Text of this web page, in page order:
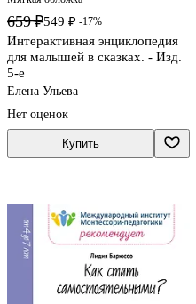
659 ₽549 ₽ -17%
Интерактивная энциклопедия
для малышей в сказках. - Изд.
5-е
Елена Ульева
Нет оценок
Купить